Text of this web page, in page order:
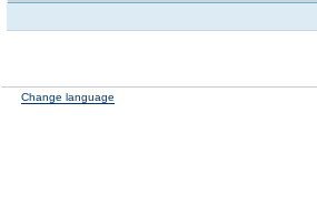
Change language